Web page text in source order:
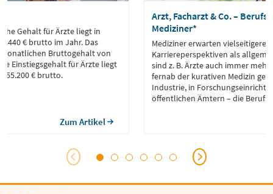
Gehalt für Ärzte liegt in
€ brutto im Jahr. Das
Bruttogehalt von
Einstiegsgehalt für Ärzte liegt
55.200 € brutto.
Zum Artikel
Arzt, Facharzt & Co. –
Mediziner*
Mediziner erwarten vielseitigere
Karriereperspektiven als
sind z. B. Ärzte auch immer
fernab der kurativen Medizin
Industrie, in
öffentlichen Ämtern – die